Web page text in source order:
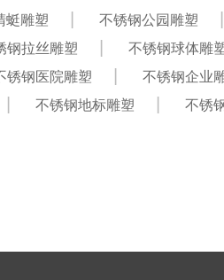
蜓雕塑 不锈钢公园雕塑
钢拉丝雕塑 不锈钢球体雕
锈钢医院雕塑 不锈钢企业
不锈钢地标雕塑 不锈